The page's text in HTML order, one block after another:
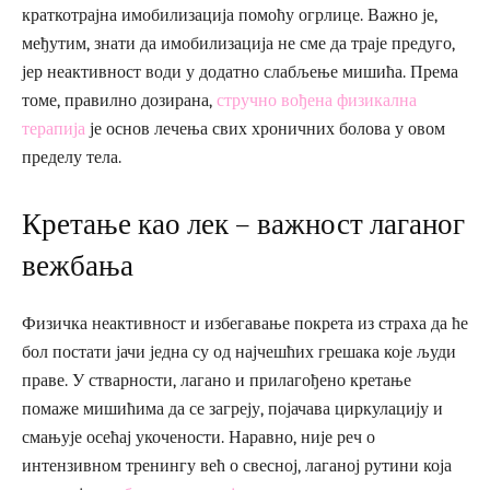
краткотрајна имобилизација помоћу огрлице. Важно је,
међутим, знати да имобилизација не сме да траје предуго,
јер неактивност води у додатно слабљење мишића. Према
томе, правилно дозирана, стручно вођена физикална
терапија је основ лечења свих хроничних болова у овом
пределу тела.
Кретање као лек – важност лаганог
вежбања
Физичка неактивност и избегавање покрета из страха да ће
бол постати јачи једна су од најчешћих грешака које људи
праве. У стварности, лагано и прилагођено кретање
помаже мишићима да се загреју, појачава циркулацију и
смањује осећај укочености. Наравно, није реч о
интензивном тренингу већ о свесној, лаганој рутини која